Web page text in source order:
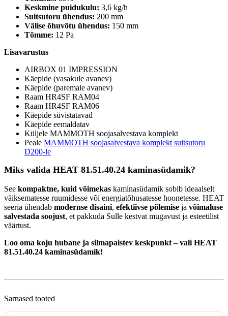
Keskmine puidukulu: 3,6 kg/h
Suitsutoru ühendus: 200 mm
Välise õhuvõtu ühendus: 150 mm
Tõmme: 12 Pa
Lisavarustus
AIRBOX 01 IMPRESSION
Käepide (vasakule avanev)
Käepide (paremale avanev)
Raam HR4SF RAM04
Raam HR4SF RAM06
Käepide süvistatavad
Käepide eemaldatav
Küljele MAMMOTH soojasalvestava komplekt
Peale MAMMOTH soojasalvestava komplekt suitsutoru
D200-le
Miks valida HEAT 81.51.40.24 kaminasüdamik?
See kompaktne, kuid võimekas kaminasüdamik sobib ideaalselt
väiksematesse ruumidesse või energiatõhusatesse hoonetesse. HEAT
seeria ühendab modernse disaini, efektiivse põlemise ja võimaluse
salvestada soojust, et pakkuda Sulle kestvat mugavust ja esteetilist
väärtust.
Loo oma koju hubane ja silmapaistev keskpunkt – vali HEAT
81.51.40.24 kaminasüdamik!
Sarnased tooted